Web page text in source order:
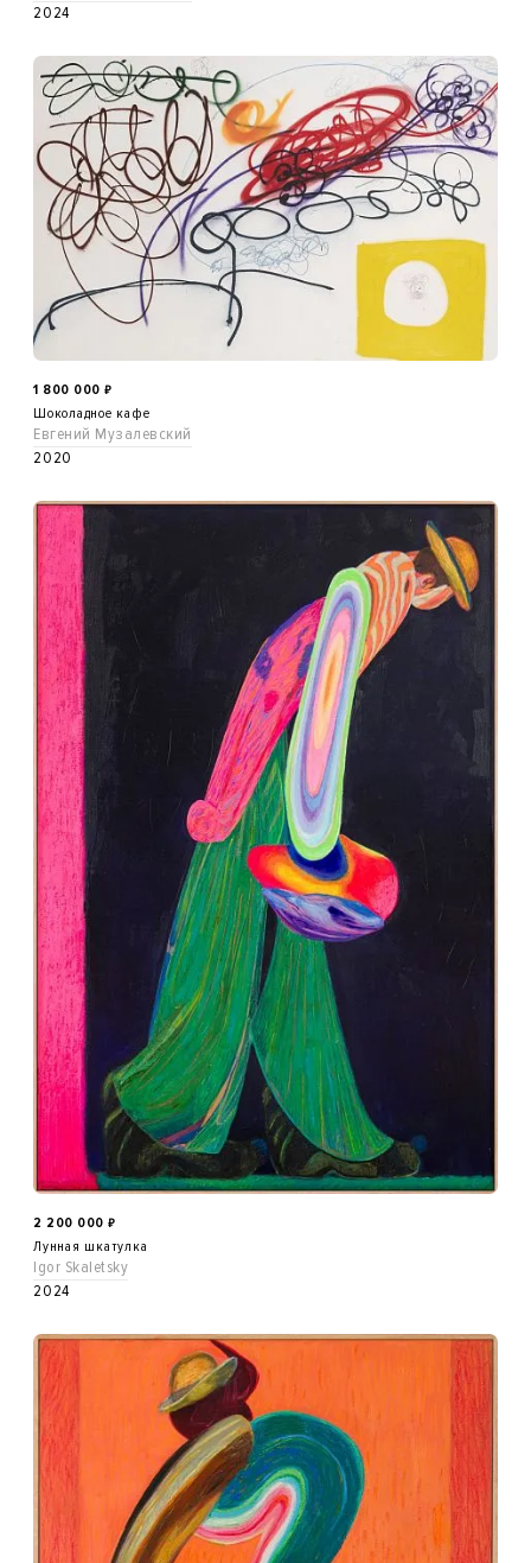
2024
1 800 000 ₽
Шоколадное кафе
Евгений Музалевский
2020
2 200 000 ₽
Лунная шкатулка
Igor Skaletsky
2024